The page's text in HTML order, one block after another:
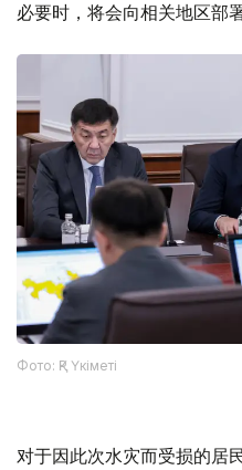
必要时，将会向相关地区部
Фото: ҚР Үкіметі
对于因此次水灾而受损的居